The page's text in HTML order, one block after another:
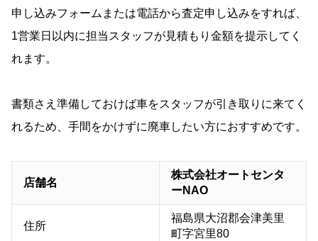
申し込みフォームまたは電話から査定申し込みをすれば、
1営業日以内に担当スタッフが見積もり金額を提示してく
れます。
書類さえ準備しておけば車をスタッフが引き取りに来てく
れるため、手間をかけずに廃車したい方におすすめです。
店舗名
株式会社オートセンタ
ーNAO
住所
福島県大沼郡会津美里
町字宮里80